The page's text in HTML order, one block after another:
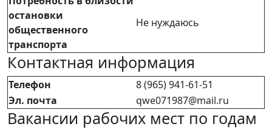
остановки
общественного
транспорта
Не нуждаюсь
Контактная информация
Телефон
8 (965) 941-61-51
Эл. почта
qwe071987@mail.ru
Вакансии рабочих мест по годам